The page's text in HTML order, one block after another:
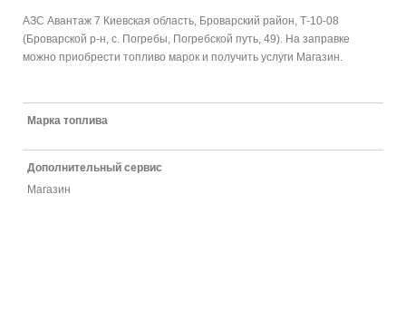
АЗС Авантаж 7 Киевская область, Броварский район, Т-10-08
(Броварской р-н, с. Погребы, Погребской путь, 49). На заправке
можно приобрести топливо марок и получить услуги Магазин.
Марка топлива
Дополнительный сервис
Магазин